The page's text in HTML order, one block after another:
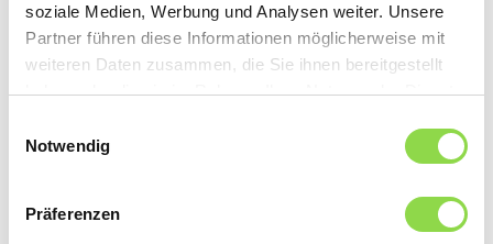
soziale Medien, Werbung und Analysen weiter. Unsere
Partner führen diese Informationen möglicherweise mit
weiteren Daten zusammen, die Sie ihnen bereitgestellt
haben oder die sie im Rahmen Ihrer Nutzung der Dienste
Notwendig
Präferenzen
Effettivamente, l’elettromobilità sta diventando sempre
più efficiente ed ora si può solo sperare che il signor e la
signora Bernasconi portino gli ultimi ritrovati tecnologici